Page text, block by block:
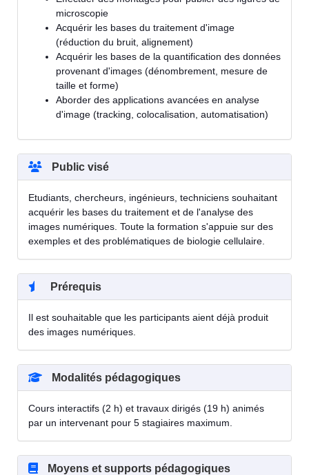
microscopie
Acquérir les bases du traitement d'image
(réduction du bruit, alignement)
Acquérir les bases de la quantification des données
provenant d'images (dénombrement, mesure de
taille et forme)
Aborder des applications avancées en analyse
d'image (tracking, colocalisation, automatisation)
Public visé
Etudiants, chercheurs, ingénieurs, techniciens souhaitant
acquérir les bases du traitement et de l'analyse des
images numériques. Toute la formation s'appuie sur des
exemples et des problématiques de biologie cellulaire.
Prérequis
Il est souhaitable que les participants aient déjà produit
des images numériques.
Modalités pédagogiques
Cours interactifs (2 h) et travaux dirigés (19 h) animés
par un intervenant pour 5 stagiaires maximum.
Moyens et supports pédagogiques